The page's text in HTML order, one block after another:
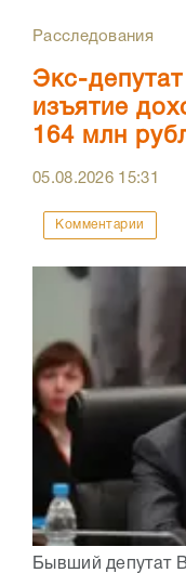
Расследования
Экс-
изъятие
164 млн
05.08.2026 15:31
Комментарии
Бывший депутат